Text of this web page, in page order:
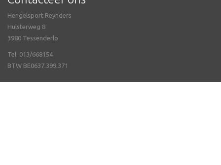
Hengelsport Reynders
Hulsterweg 8
3980 Tessenderlo
Tel. 013/668154
BTW BE0637.399.371